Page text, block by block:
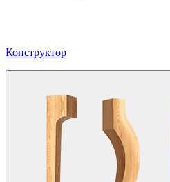
Конструктор